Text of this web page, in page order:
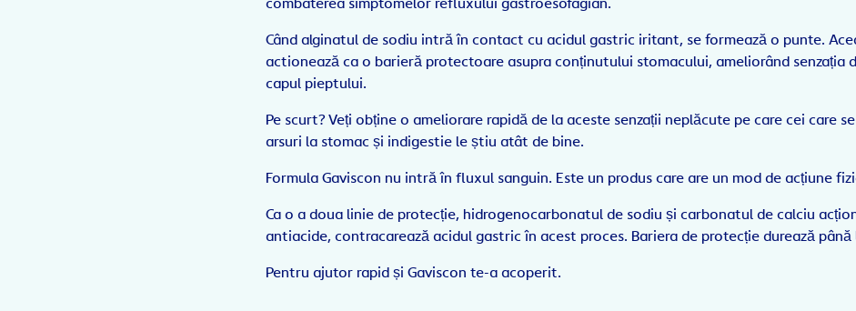
combaterea simptomelor refluxului gastroesofagian.
Când alginatul de sodiu intră în contact cu acidul gastric iritant, se formează o punte.
actionează ca o barieră protectoare asupra conținutului stomacului, ameliorând senzația
capul pieptului.
Pe scurt? Veți obține o ameliorare rapidă de la aceste senzații neplăcute pe care cei care
arsuri la stomac și indigestie le știu atât de bine.
Formula Gaviscon nu intră în fluxul sanguin. Este un produs care are un mod de acțiune
Ca o a doua linie de protecție, hidrogenocarbonatul de sodiu și carbonatul de calciu
antiacide, contracarează acidul gastric în acest proces. Bariera de protecție durează până
Pentru ajutor rapid și Gaviscon te-a acoperit.